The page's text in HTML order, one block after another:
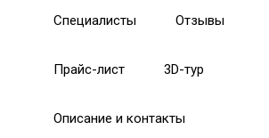
Специалисты Отзывы
Прайс-лист 3D-тур
Описание и контакты